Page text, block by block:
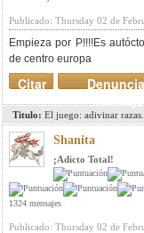
Publicado: Thursday 02 de
Empieza por P!!!!Es
de centro europa
mensaje
Citar
Titulo: El juego: adivinar
Shanita
¡Adicto Total!
1324 mensajes
Publicado: Thursday 02 de